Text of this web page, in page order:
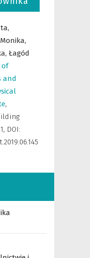
Łagód
of
and
,
DOI: